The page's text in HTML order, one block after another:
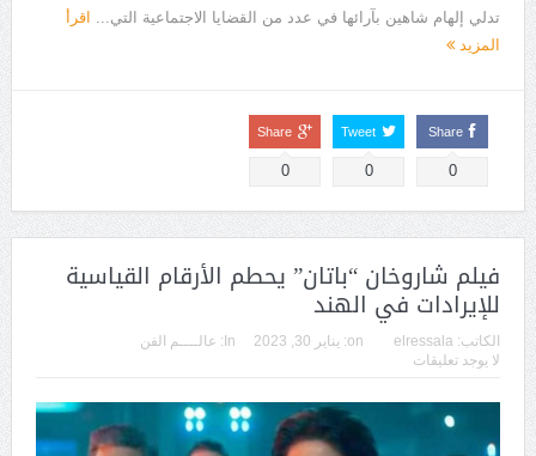
تدلي إلهام شاهين بآرائها في عدد من القضايا الاجتماعية التي...
اقرأ
المزيد
Share
0
Tweet
0
Share
0
فيلم شاروخان “باتان” يحطم الأرقام القياسية
للإيرادات في الهند
الكاتب: elressala
on: يناير 30, 2023 In:
عالــــم الفن
لا يوجد تعليقات